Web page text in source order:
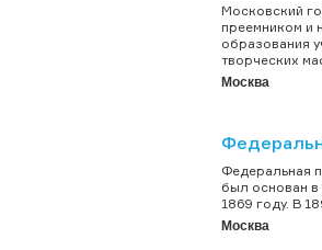
Московский
преемником и
образования
творческих
Москва
Федеральная
был основан в
1869 году. В
Москва